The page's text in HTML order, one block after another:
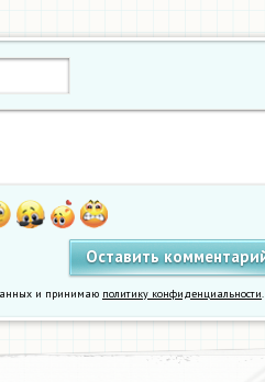
и принимаю политику конфиденциальности.